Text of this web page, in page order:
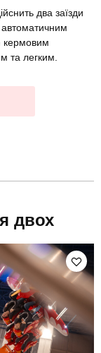
два заїзди
кермовим
та легким.
двох